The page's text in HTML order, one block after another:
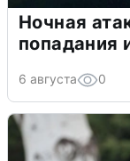
Ночная
попадания
6 августа 0